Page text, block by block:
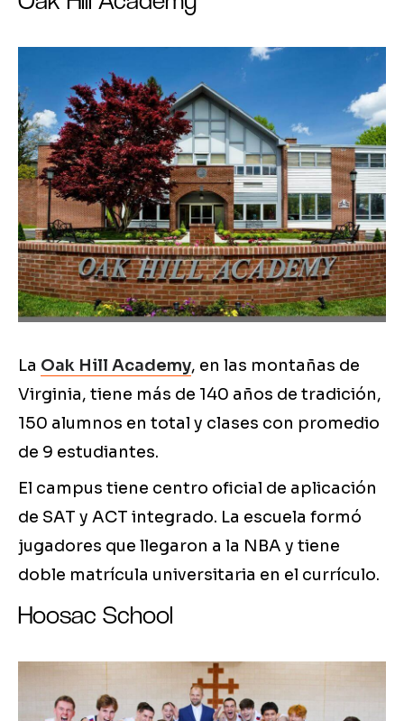
La Oak Hill Academy, en las montañas de
Virginia, tiene más de 140 años de tradición,
150 alumnos en total y clases con promedio
de 9 estudiantes.
El campus tiene centro oficial de aplicación
de SAT y ACT integrado. La escuela formó
jugadores que llegaron a la NBA y tiene
doble matrícula universitaria en el currículo.
Hoosac School